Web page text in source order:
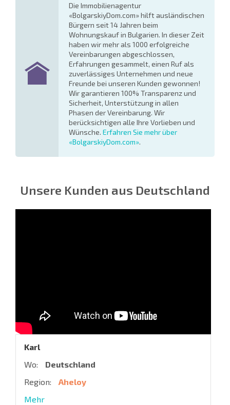
Die Immobilienagentur
«BolgarskiyDom.com» hilft ausländischen
Bürgern seit 14 Jahren beim
Wohnungskauf in Bulgarien. In dieser Zeit
haben wir mehr als 1000 erfolgreiche
Vereinbarungen abgeschlossen,
Erfahrungen gesammelt, einen Ruf als
zuverlässiges Unternehmen und neue
Freunde bei unseren Kunden gewonnen!
Wir garantieren 100% Transparenz und
Sicherheit, Unterstützung in allen
Phasen der Vereinbarung. Wir
berücksichtigen alle Ihre Vorlieben und
Wünsche. Erfahren Sie mehr über
«BolgarskiyDom.com».
Unsere Kunden aus Deutschland
Karl
Wo:
Deutschland
Region:
Aheloy
Mehr